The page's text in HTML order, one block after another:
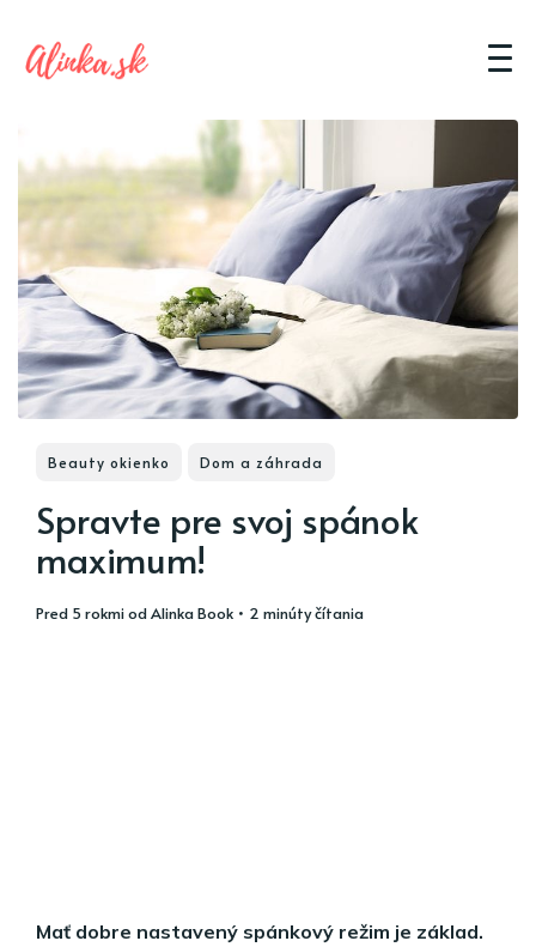
Beauty okienko Dom a záhrada
Spravte pre svoj spánok
maximum!
pred 5 rokmiodAlinka Book • 2 minúty čítania
Mať dobre nastavený spánkový režim je základ.